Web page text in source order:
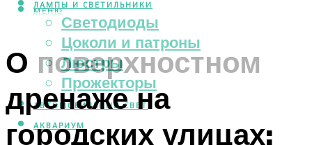
ЛАМПЫ И СВЕТИЛЬНИКИ
Светодиоды
Цоколи и патроны
Люстры
Прожекторы
АВТОМОБИЛЬНЫЙ СВЕТ
АКВАРИУМ
МЕНЮ
О поверхностном
дренаже на
городских улицах: